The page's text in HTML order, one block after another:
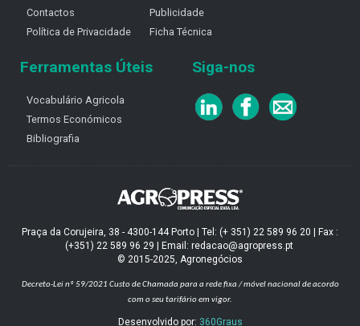
Contactos
Política de Privacidade
Publicidade
Ficha Técnica
Ferramentas Úteis
Vocabulário Agricola
Termos Económicos
Bibliografia
Siga-nos
Praça da Corujeira, 38 - 4300-144 Porto | Tel: (+ 351) 22 589 96 20 | Fax :
(+351) 22 589 96 29 | Email: redacao@agropress.pt
© 2015-2025, Agronegócios
Decreto-Lei nº 59/2021 Custo de Chamada para a rede fixa / móvel nacional de acordo
com o seu tarifário em vigor.
Desenvolvido por: 360Graus